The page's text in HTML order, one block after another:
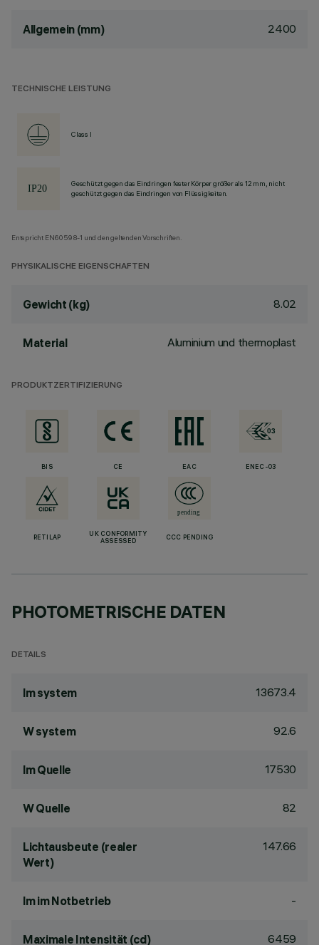
Allgemein (mm) 2400
TECHNISCHE LEISTUNG
Class I
Geschützt gegen das Eindringen fester Körper größer als 12 mm, nicht
geschützt gegen das Eindringen von Flüssigkeiten.
Entspricht EN60598-1 und den geltenden Vorschriften.
PHYSIKALISCHE EIGENSCHAFTEN
Gewicht (kg) 8.02
Material Aluminium und thermoplast
PRODUKTZERTIFIZIERUNG
BIS CE EAC ENEC-03
RETILAP
UK CONFORMITY
ASSESSED
CCC PENDING
PHOTOMETRISCHE DATEN
DETAILS
lm system 13673.4
W system 92.6
lm Quelle 17530
W Quelle 82
Lichtausbeute (realer
Wert)
147.66
lm im Notbetrieb -
Maximale Intensität (cd) 6459